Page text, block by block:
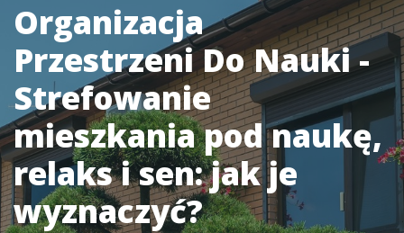
Organizacja
Przestrzeni Do Nauki -
Strefowanie
mieszkania pod naukę,
relaks i sen: jak je
wyznaczyć?